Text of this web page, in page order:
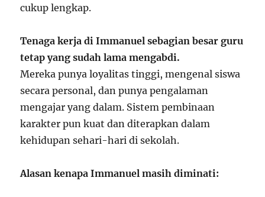
cukup lengkap.
Tenaga kerja di Immanuel sebagian besar guru
tetap yang sudah lama mengabdi.
Mereka punya loyalitas tinggi, mengenal siswa
secara personal, dan punya pengalaman
mengajar yang dalam. Sistem pembinaan
karakter pun kuat dan diterapkan dalam
kehidupan sehari-hari di sekolah.
Alasan kenapa Immanuel masih diminati: